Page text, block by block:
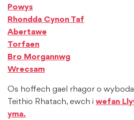
Powys
Rhondda Cynon Taf
Abertawe
Torfaen
Bro Morgannwg
Wrecsam
Os hoffech gael rhagor o
Teithio Rhatach, ewch i wefan
yma.